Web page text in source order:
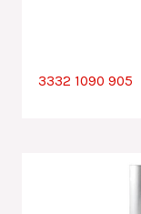
3332 1090 905